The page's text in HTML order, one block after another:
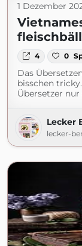
1 Dezember
4 0
Das
bisschen
Übersetzer
Lecker
lecker-